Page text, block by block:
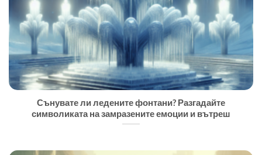
Сънувате ли ледените фонтани? Разгадайте
символиката на замразените емоции и вътреш